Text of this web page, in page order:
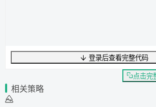
UTF-8287 字节40 字数0 行行 1,列 0
登录后查看完整代码
点击完
相关策略